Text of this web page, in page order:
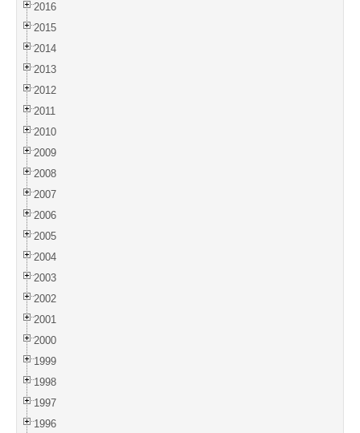
2016
2015
2014
2013
2012
2011
2010
2009
2008
2007
2006
2005
2004
2003
2002
2001
2000
1999
1998
1997
1996